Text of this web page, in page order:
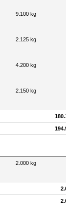
9.100 kg
2.125 kg
4.200 kg
2.150 kg
2.000 kg